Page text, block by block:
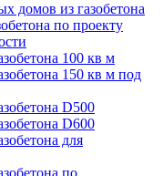
домов из газобетона
по проекту
100 кв м
150 кв м под
D500
D600
для
по